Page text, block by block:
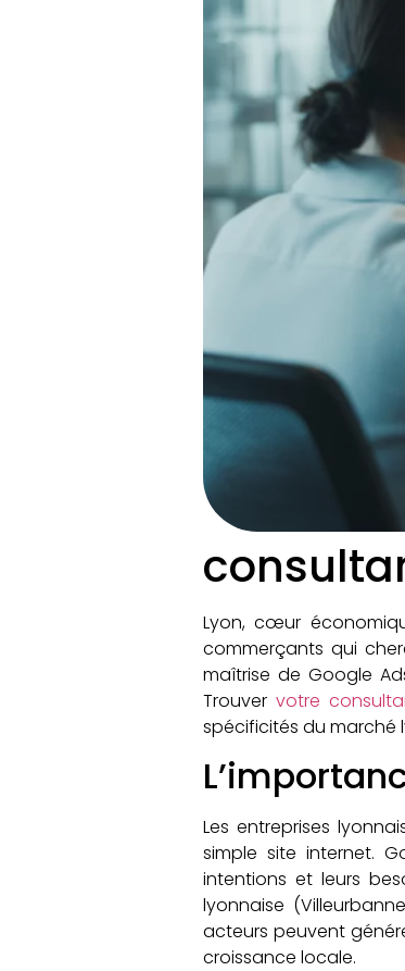
Lyon, cœur
commerçants qui
maîtrise de Google
Trouver votre
spécificités du marché
Les entreprises
simple site internet.
intentions et leurs
lyonnaise
acteurs peuvent
croissance locale.